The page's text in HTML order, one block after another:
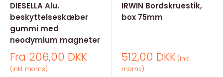
DIESELLA Alu.
beskyttelseskæber
gummi med
neodymium magneter
Salgspris
Fra 206,00 DKK
(inkl. moms)
IRWIN Bordskruestik,
box 75mm
Salgspris
512,00 DKK (inkl.
moms)